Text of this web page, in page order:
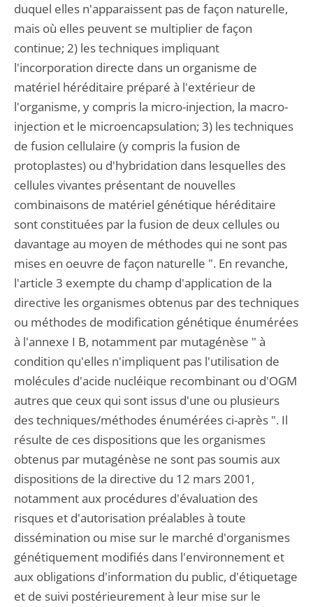
duquel elles n'apparaissent pas de façon naturelle,
mais où elles peuvent se multiplier de façon
continue; 2) les techniques impliquant
l'incorporation directe dans un organisme de
matériel héréditaire préparé à l'extérieur de
l'organisme, y compris la micro-injection, la macro-
injection et le microencapsulation; 3) les techniques
de fusion cellulaire (y compris la fusion de
protoplastes) ou d'hybridation dans lesquelles des
cellules vivantes présentant de nouvelles
combinaisons de matériel génétique héréditaire
sont constituées par la fusion de deux cellules ou
davantage au moyen de méthodes qui ne sont pas
mises en oeuvre de façon naturelle ". En revanche,
l'article 3 exempte du champ d'application de la
directive les organismes obtenus par des techniques
ou méthodes de modification génétique énumérées
à l'annexe I B, notamment par mutagénèse " à
condition qu'elles n'impliquent pas l'utilisation de
molécules d'acide nucléique recombinant ou d'OGM
autres que ceux qui sont issus d'une ou plusieurs
des techniques/méthodes énumérées ci-après ". Il
résulte de ces dispositions que les organismes
obtenus par mutagénèse ne sont pas soumis aux
dispositions de la directive du 12 mars 2001,
notamment aux procédures d'évaluation des
risques et d'autorisation préalables à toute
dissémination ou mise sur le marché d'organismes
génétiquement modifiés dans l'environnement et
aux obligations d'information du public, d'étiquetage
et de suivi postérieurement à leur mise sur le